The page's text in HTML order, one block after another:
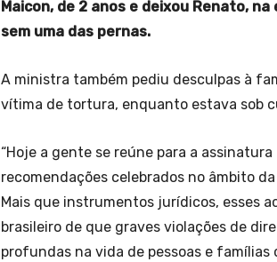
Maicon, de 2 anos e deixou Renato,
sem uma das pernas.
A ministra também pediu desculpas à
vítima de tortura, enquanto estava sob
“Hoje a gente se reúne para a
recomendações celebrados no âmbito
Mais que instrumentos jurídicos, esses
brasileiro de que graves violações de
profundas na vida de pessoas e